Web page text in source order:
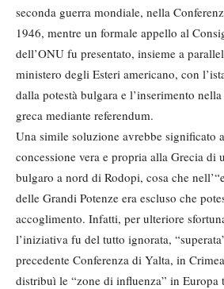
seconda guerra mondiale, nella
1946, mentre un formale appello al
dell’ONU fu presentato, insieme a
ministero degli Esteri americano, con
dalla potestà bulgara e l’inserimento
greca mediante referendum.
Una simile soluzione avrebbe significato
concessione vera e propria alla Grecia di
bulgaro a nord di Rodopi, cosa che
delle Grandi Potenze era escluso che
accoglimento. Infatti, per ulteriore
l’iniziativa fu del tutto ignorata,
precedente Conferenza di Yalta, in
distribuì le “zone di influenza” in Europa